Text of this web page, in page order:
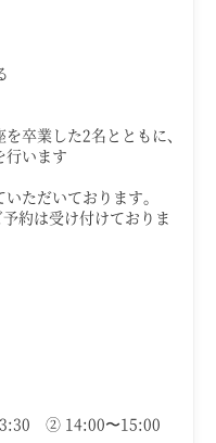
卒業した2名とともに、
行います
ただいております。
約は受け付けておりま
② 14:00〜15:00